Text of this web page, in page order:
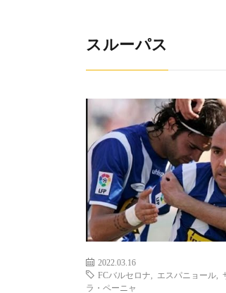
スルーパス
2022.03.16
FCバルセロナ
エスパニョール
ラ・ペーニャ